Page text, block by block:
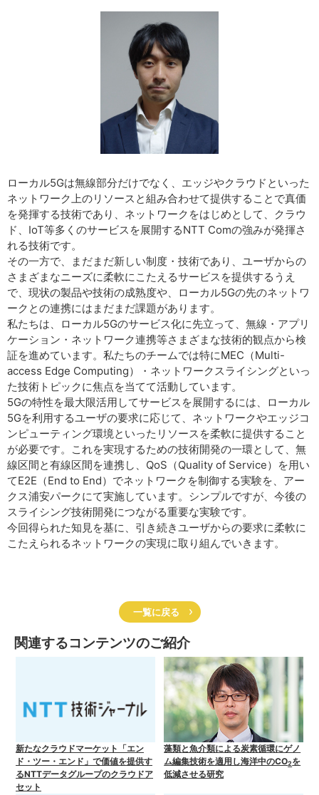
ローカル5Gは無線部分だけでなく、エッジやクラウドといった
ネットワーク上のリソースと組み合わせて提供することで真価
を発揮する技術であり、ネットワークをはじめとして、クラウ
ド、IoT等多くのサービスを展開するNTT Comの強みが発揮さ
れる技術です。
その一方で、まだまだ新しい制度・技術であり、ユーザからの
さまざまなニーズに柔軟にこたえるサービスを提供するうえ
で、現状の製品や技術の成熟度や、ローカル5Gの先のネットワ
ークとの連携にはまだまだ課題があります。
私たちは、ローカル5Gのサービス化に先立って、無線・アプリ
ケーション・ネットワーク連携等さまざまな技術的観点から検
証を進めています。私たちのチームでは特にMEC（Multi-
access Edge Computing）・ネットワークスライシングといっ
た技術トピックに焦点を当てて活動しています。
5Gの特性を最大限活用してサービスを展開するには、ローカル
5Gを利用するユーザの要求に応じて、ネットワークやエッジコ
ンピューティング環境といったリソースを柔軟に提供すること
が必要です。これを実現するための技術開発の一環として、無
線区間と有線区間を連携し、QoS（Quality of Service）を用い
てE2E（End to End）でネットワークを制御する実験を、アー
クス浦安パークにて実施しています。シンプルですが、今後の
スライシング技術開発につながる重要な実験です。
今回得られた知見を基に、引き続きユーザからの要求に柔軟に
こたえられるネットワークの実現に取り組んでいきます。
一覧に戻る
関連するコンテンツのご紹介
新たなクラウドマーケット「エン
ド・ツー・エンド」で価値を提供す
るNTTデータグループのクラウドア
セット
藻類と魚介類による炭素循環にゲノ
ム編集技術を適用し海洋中のCO2を
低減させる研究